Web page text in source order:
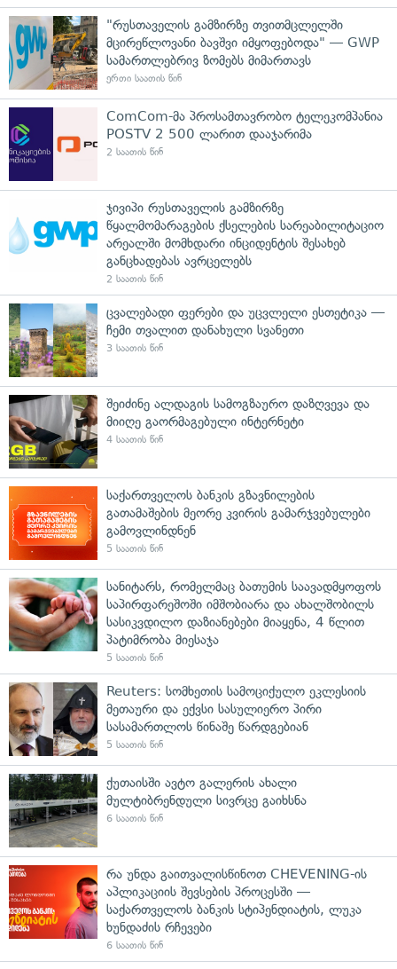
"რუსთაველის გამზირზე თვითმცლელში
მცირეწლოვანი ბავშვი იმყოფებოდა" — GWP
სამართლებრივ ზომებს მიმართავს
ერთი საათის წინ
ComCom-მა პროსამთავრობო ტელეკომპანია
POSTV 2 500 ლარით დააჯარიმა
2 საათის წინ
ჯივიპი რუსთაველის გამზირზე
წყალმომარაგების ქსელების სარეაბილიტაციო
არეალში მომხდარი ინციდენტის შესახებ
განცხადებას ავრცელებს
2 საათის წინ
ცვალებადი ფერები და უცვლელი ესთეტიკა —
ჩემი თვალით დანახული სვანეთი
3 საათის წინ
შეიძინე ალდაგის სამოგზაურო დაზღვევა და
მიიღე გაორმაგებული ინტერნეტი
4 საათის წინ
საქართველოს ბანკის გზავნილების
გათამაშების მეორე კვირის გამარჯვებულები
გამოვლინდნენ
5 საათის წინ
სანიტარს, რომელმაც ბათუმის საავადმყოფოს
საპირფარეშოში იმშობიარა და ახალშობილს
სასიკვდილო დაზიანებები მიაყენა, 4 წლით
პატიმრობა მიესაჯა
5 საათის წინ
Reuters: სომხეთის სამოციქულო ეკლესიის
მეთაური და ექვსი სასულიერო პირი
სასამართლოს წინაშე წარდგებიან
5 საათის წინ
ქუთაისში ავტო გალერის ახალი
მულტიბრენდული სივრცე გაიხსნა
6 საათის წინ
რა უნდა გაითვალისწინოთ CHEVENING-ის
აპლიკაციის შევსების პროცესში —
საქართველოს ბანკის სტიპენდიატის, ლუკა
ხუნდაძის რჩევები
6 საათის წინ